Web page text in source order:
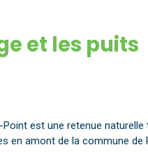
et les puits
est une retenue
en amont de la commune de